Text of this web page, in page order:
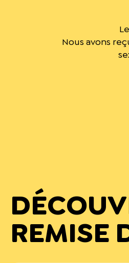
Nous avons
REMISE